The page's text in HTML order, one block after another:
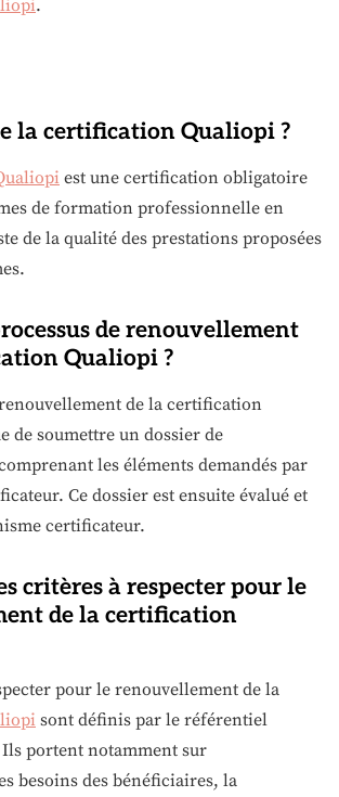
.
la certification Qualiopi ?
est une certification obligatoire
de formation professionnelle en
de la qualité des prestations proposées
de renouvellement
Qualiopi ?
de la certification
de soumettre un dossier de
les éléments demandés par
Ce dossier est ensuite évalué et
certificateur.
critères à respecter pour le
de la certification
pour le renouvellement de la
sont définis par le référentiel
portent notamment sur
besoins des bénéficiaires, la